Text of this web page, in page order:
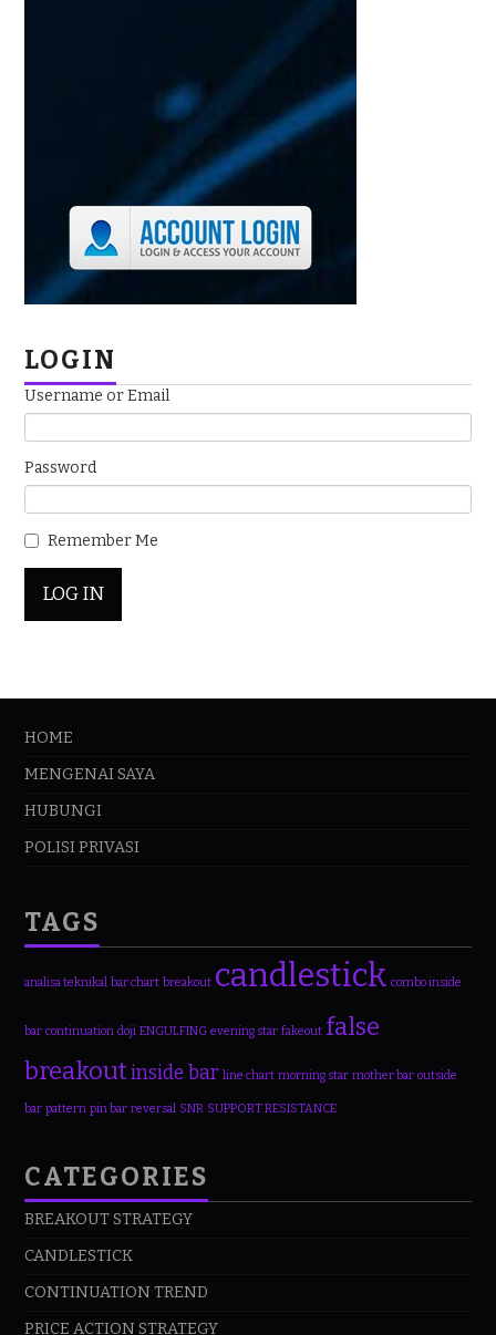
LOGIN
Username or Email
Password
Remember Me
HOME
MENGENAI SAYA
HUBUNGI
POLISI PRIVASI
TAGS
analisa teknikal bar chart breakout candlestick combo inside
bar continuation doji ENGULFING evening star fakeout false
breakoutinside bar line chart morning star mother bar outside
bar pattern pin bar reversal SNR SUPPORT RESISTANCE
CATEGORIES
BREAKOUT STRATEGY
CANDLESTICK
CONTINUATION TREND
PRICE ACTION STRATEGY